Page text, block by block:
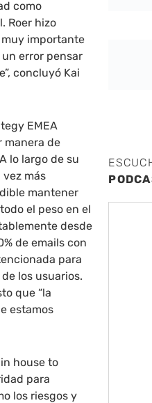
como
Roer hizo
importante
error pensar
concluyó Kai
EMEA
manera de
lo largo de su
más
mantener
el peso en el
desde
de emails con
para
los usuarios.
que “la
estamos
house to
para
los riesgos y